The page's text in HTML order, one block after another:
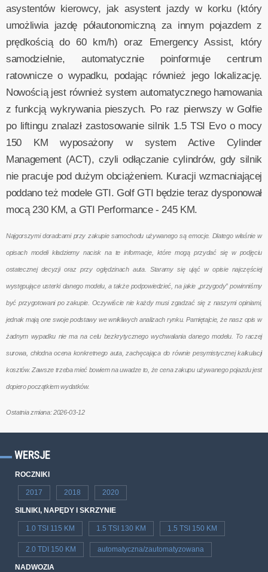
asystentów kierowcy, jak asystent jazdy w korku (który
umożliwia jazdę półautonomiczną za innym pojazdem z
prędkością do 60 km/h) oraz Emergency Assist, który
samodzielnie, automatycznie poinformuje centrum
ratownicze o wypadku, podając również jego lokalizację.
Nowością jest również system automatycznego hamowania
z funkcją wykrywania pieszych. Po raz pierwszy w Golfie
po liftingu znalazł zastosowanie silnik 1.5 TSI Evo o mocy
150 KM wyposażony w system Active Cylinder
Management (ACT), czyli odłączanie cylindrów, gdy silnik
nie pracuje pod dużym obciążeniem. Kuracji wzmacniającej
poddano też modele GTI. Golf GTI będzie teraz dysponował
mocą 230 KM, a GTI Performance - 245 KM.
Najgorszymi doradcami przy zakupie samochodu używanego są emocje. Dlatego właśnie w
opisach modeli kładziemy nacisk na te informacje, które mogą przydać się w podjęciu
ostatecznej decyzji oraz przy oględzinach auta. Staramy się ująć w opisie najczęściej
występujące usterki danego modelu, a także podpowiedzieć, na jakie „przygody” powinniśmy
być przygotowani po zakupie. Oczywiście nie każdy musi zgadzać się z naszymi opiniami,
jednak mają one swoje podstawy we wnikliwych analizach rynku. Pamiętajcie, że nasz opis w
żadnym wypadku nie ma na celu bezkrytycznego wychwalania danego modelu. To raczej
surowa, chłodna ocena konkretnego auta, zachęcająca do równie pesymistycznej kalkulacji
kosztów. Zawsze trzeba mieć bowiem na uwadze to, że cena zakupu używanego pojazdu jest
dopiero początkiem wydatków.
Ostatnia zmiana: 2026-03-12
WERSJE
ROCZNIKI
2017 2018 2020
SILNIKI, NAPĘDY I SKRZYNIE
1.0 TSI 115 KM 1.5 TSI 130 KM 1.5 TSI 150 KM
2.0 TDI 150 KM automatyczna/zautomatyzowana
NADWOZIA